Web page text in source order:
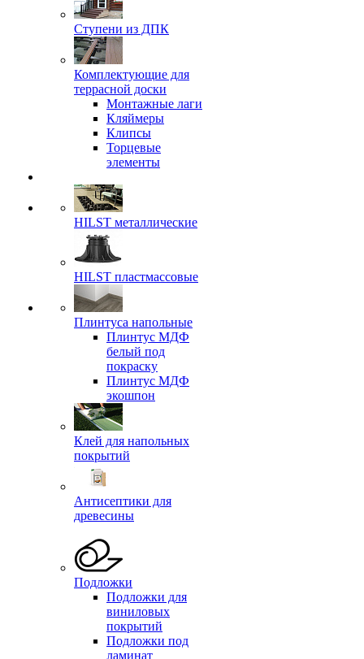
Ступени из ДПК
Комплектующие для
террасной доски
Монтажные лаги
Кляймеры
Клипсы
Торцевые
элементы
HILST металлические
HILST пластмассовые
Плинтуса напольные
Плинтус МДФ
белый под
покраску
Плинтус МДФ
экошпон
Клей для напольных
покрытий
Антисептики для
древесины
Подложки
Подложки для
виниловых
покрытий
Подложки под
ламинат